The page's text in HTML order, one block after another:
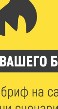
День
268
и
при ВУЦ